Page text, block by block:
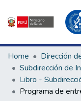
Communities &
All of DSpace
Statistics
Estadísticas Externas
Home